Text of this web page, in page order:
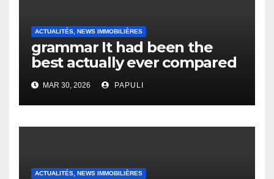
ACTUALITÉS, NEWS IMMOBILIÈRES
grammar It had been the
best actually ever compared
to it’s the top actually?
English Vocabulary Learners
Heap Change
MAR 30, 2026 PAPULI
ACTUALITÉS, NEWS IMMOBILIÈRES